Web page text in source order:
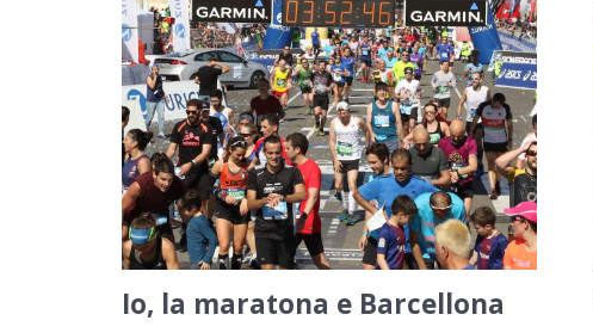
Io, la maratona e Barcellona